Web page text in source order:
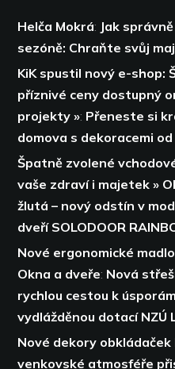
Helča Mokrá: Jak
sezóně: Chraňte svůj
KiK spustil nový e-shop:
příznivé ceny dostupný
projekty »: Přeneste si
domova s dekoracemi od
Špatně zvolené
vaše zdraví i majetek »
žlutá – nový odstín v
dveří SOLODOOR
Nové ergonomické
Okna a dveře: Nová
rychlou cestou k
vydlážděnou dotací NZÚ
Nové dekory obkládaček
venkovské atmosféře